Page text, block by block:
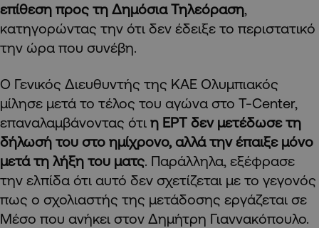
επίθεση προς τη Δημόσια Τηλεόραση,
κατηγορώντας την ότι δεν έδειξε το περιστατικό
την ώρα που συνέβη.
Ο Γενικός Διευθυντής της ΚΑΕ Ολυμπιακός
μίλησε μετά το τέλος του αγώνα στο T-Center,
επαναλαμβάνοντας ότι η ΕΡΤ δεν μετέδωσε τη
δήλωσή του στο ημίχρονο, αλλά την έπαιξε μόνο
μετά τη λήξη του ματς. Παράλληλα, εξέφρασε
την ελπίδα ότι αυτό δεν σχετίζεται με το γεγονός
πως ο σχολιαστής της μετάδοσης εργάζεται σε
Μέσο που ανήκει στον Δημήτρη Γιαννακόπουλο.